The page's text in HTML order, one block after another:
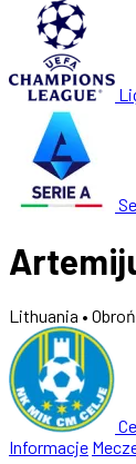
Lithuania •
Informacje